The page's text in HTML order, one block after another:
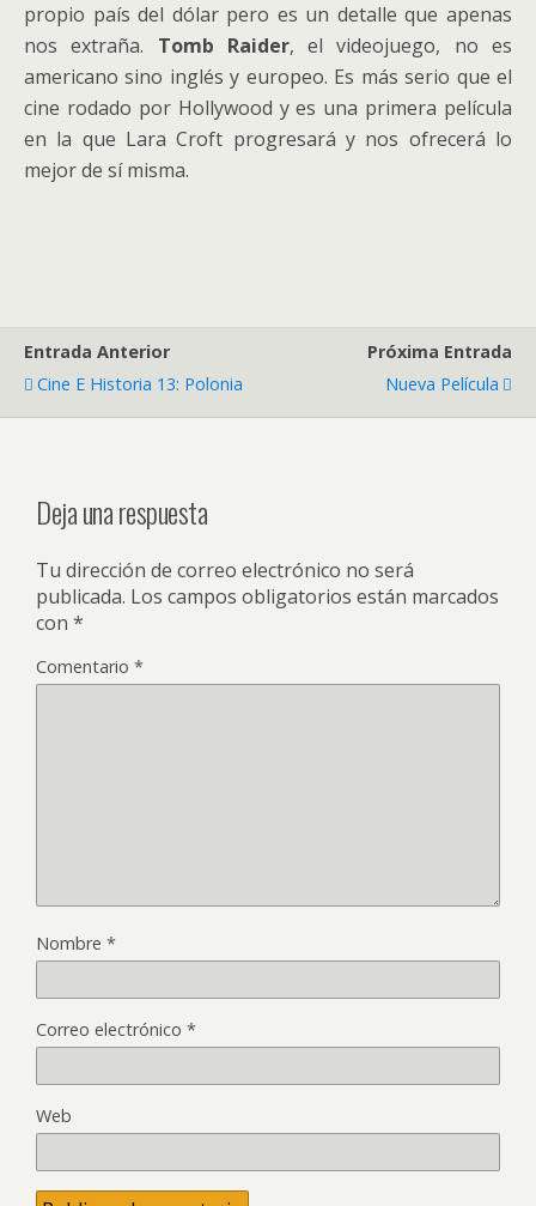
propio país del dólar pero es un detalle que apenas
nos extraña. Tomb Raider, el videojuego, no es
americano sino inglés y europeo. Es más serio que el
cine rodado por Hollywood y es una primera película
en la que Lara Croft progresará y nos ofrecerá lo
mejor de sí misma.
Entrada Anterior
Cine E Historia 13: Polonia
Próxima Entrada
Nueva Película
Deja una respuesta
Tu dirección de correo electrónico no será
publicada. Los campos obligatorios están marcados
con *
Comentario *
Nombre *
Correo electrónico *
Web